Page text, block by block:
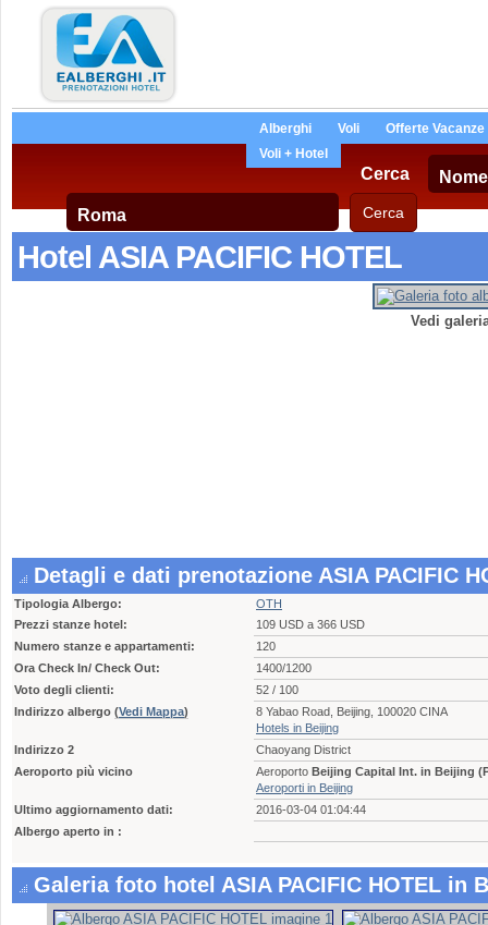
Alberghi Voli
Offerte Vacanze
Voli + Hotel
Cerca
Hotel ASIA PACIFIC HOTEL
Vedi
Detagli e dati prenotazione ASIA PACIFIC
Tipologia Albergo:
OTH
Prezzi stanze hotel:
109 USD a 366 USD
Numero stanze e appartamenti:
120
Ora Check In/ Check Out:
1400/1200
Voto degli clienti:
52 / 100
Indirizzo albergo (Vedi Mappa)
8 Yabao Road, Beijing, 100020 CINA
Hotels in Beijing
Indirizzo 2
Chaoyang District
Aeroporto più vicino
Aeroporto Beijing Capital Int. in Beijing
Aeroporti in Beijing
Ultimo aggiornamento dati:
2016-03-04 01:04:44
Albergo aperto in :
Galeria foto hotel ASIA PACIFIC HOTEL in